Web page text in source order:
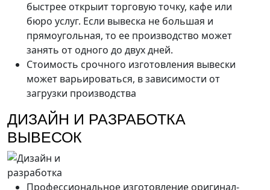
быстрее открыит торговую точку, кафе или
бюро услуг. Если вывеска не большая и
прямоугольная, то ее производство может
занять от одного до двух дней.
Стоимость срочного изготовления вывески
может варьироваться, в зависимости от
загрузки производства
ДИЗАЙН И РАЗРАБОТКА
ВЫВЕСОК
Профессиональное изготовление оригинал-